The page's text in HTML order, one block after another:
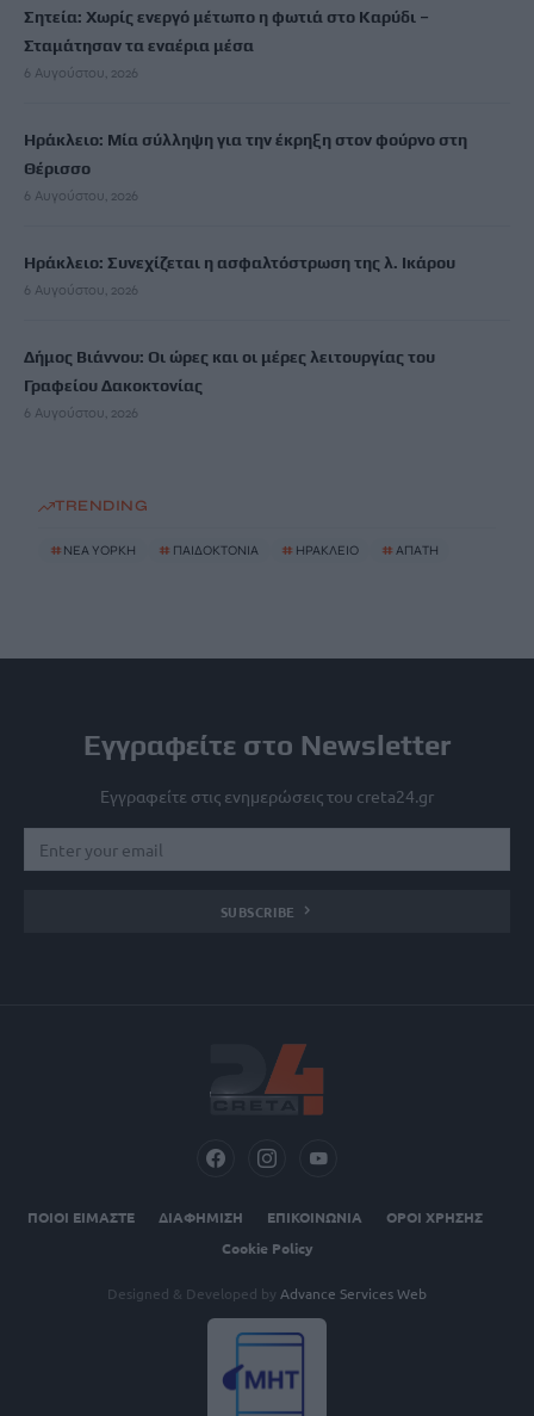
Σητεία: Χωρίς ενεργό μέτωπο η φωτιά στο Καρύδι –
Σταμάτησαν τα εναέρια μέσα
6 Αυγούστου, 2026
Ηράκλειο: Μία σύλληψη για την έκρηξη στον φούρνο στη
Θέρισσο
6 Αυγούστου, 2026
Ηράκλειο: Συνεχίζεται η ασφαλτόστρωση της λ. Ικάρου
6 Αυγούστου, 2026
Δήμος Βιάννου: Οι ώρες και οι μέρες λειτουργίας του
Γραφείου Δακοκτονίας
6 Αυγούστου, 2026
TRENDING
# ΝΈΑ ΥΌΡΚΗ # ΠΑΙΔΟΚΤΟΝΙΑ # ΗΡΑΚΛΕΙΟ # ΑΠΑΤΗ
Εγγραφείτε στο Newsletter
Εγγραφείτε στις ενημερώσεις του creta24.gr
SUBSCRIBE
ΠΟΙΟΙ ΕΙΜΑΣΤΕ ΔΙΑΦΗΜΙΣΗ ΕΠΙΚΟΙΝΩΝΙΑ
ΟΡΟΙ ΧΡΗΣΗΣ
Cookie Policy
Designed & Developed by Advance Services Web